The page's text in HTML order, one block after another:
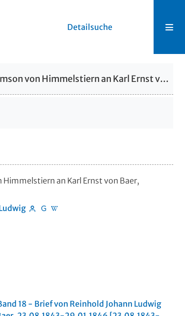
Detailsuche
Brief von Reinhold Johann Ludwig Samson von Himmelstiern an Karl Ernst von Baer, 23.08.1843 [23 Aug. 1843]
an Karl Ernst von Baer,
18 - Brief von Reinhold Johann Ludwig